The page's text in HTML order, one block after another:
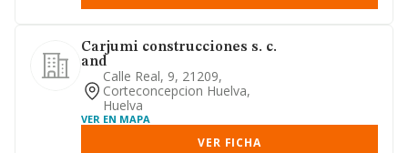
Carjumi construcciones s. c.
and
Calle Real, 9, 21209,
Corteconcepcion Huelva,
Huelva
VER EN MAPA
VER FICHA